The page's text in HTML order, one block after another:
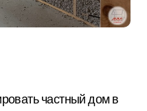
частный дом в